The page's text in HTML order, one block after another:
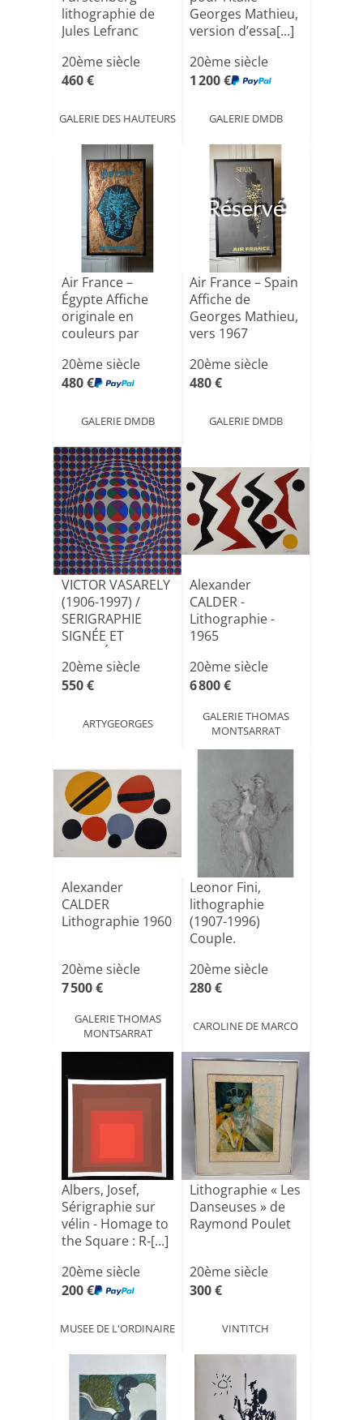
lithographie de
Jules Lefranc
20ème siècle
460 €
GALERIE DES HAUTEURS
Georges Mathieu,
version d’essa[...]
20ème siècle
1 200 €
GALERIE DMDB
Air France –
Égypte Affiche
originale en
couleurs par
20ème siècle
480 €
GALERIE DMDB
Réservé
Air France – Spain
Affiche de
Georges Mathieu,
vers 1967
20ème siècle
480 €
GALERIE DMDB
VICTOR VASARELY
(1906-1997) /
SERIGRAPHIE
SIGNÉE ET
JUSTIFIÉE E/A[...]
20ème siècle
550 €
ARTYGEORGES
Alexander
CALDER -
Lithographie -
1965
20ème siècle
6 800 €
GALERIE THOMAS
MONTSARRAT
Alexander
CALDER
Lithographie 1960
20ème siècle
7 500 €
GALERIE THOMAS
MONTSARRAT
Leonor Fini,
lithographie
(1907-1996)
Couple.
20ème siècle
280 €
CAROLINE DE MARCO
Albers, Josef,
Sérigraphie sur
vélin - Homage to
the Square : R-[...]
20ème siècle
200 €
MUSEE DE L'ORDINAIRE
Lithographie « Les
Danseuses » de
Raymond Poulet
20ème siècle
300 €
VINTITCH